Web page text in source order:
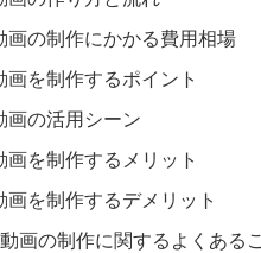
画の制作にかかる費用相場
画を制作するポイント
画の活用シーン
画を制作するメリット
画を制作するデメリット
画の制作に関するよくある